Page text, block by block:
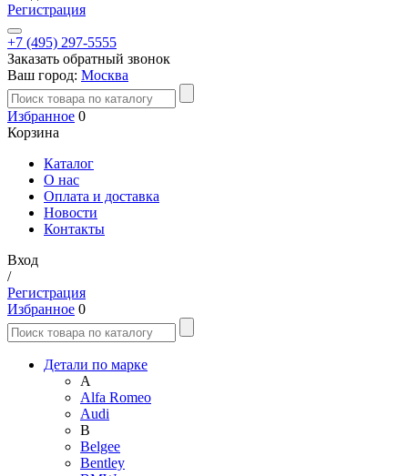
Регистрация
+7 (495) 297-5555
Заказать обратный звонок
Ваш город: Москва
Избранное 0
Корзина
Каталог
О нас
Оплата и доставка
Новости
Контакты
Вход
/
Регистрация
Избранное 0
Детали по марке
A
Alfa Romeo
Audi
B
Belgee
Bentley